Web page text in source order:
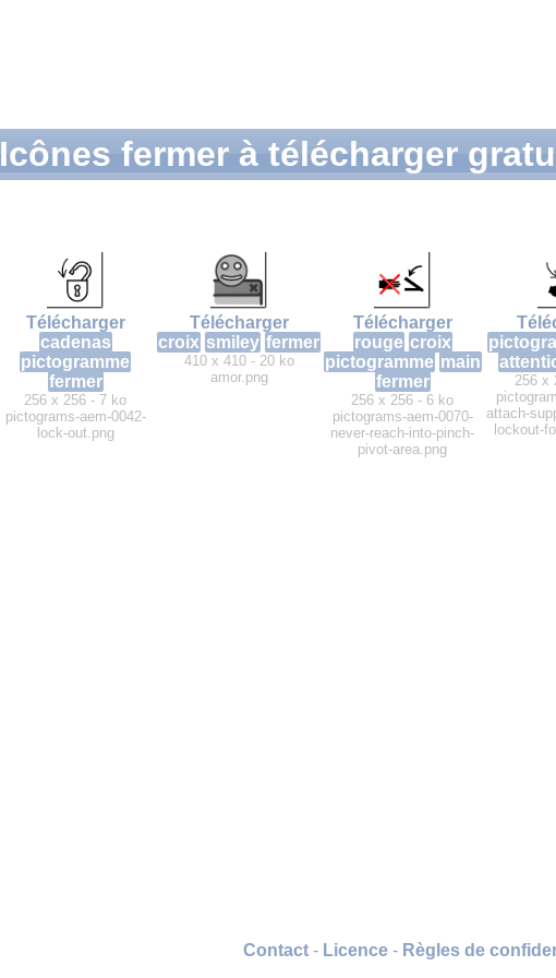
Icônes fermer à télécharger
Télécharger
cadenas
pictogramme
fermer
256 x 256 - 7 ko
pictograms-aem-0042-
lock-out.png
Télécharger
croix smiley fermer
410 x 410 - 20 ko
amor.png
Télécharger
rouge croix
pictogramme main
fermer
256 x 256 - 6 ko
pictograms-aem-0070-
never-reach-into-pinch-
pivot-area.png
256 x
attach-
lockout-
Contact- Licence- Règles de